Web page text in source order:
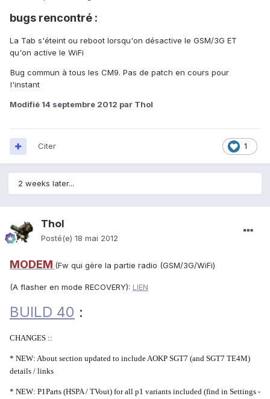
bugs rencontré :
La Tab s'éteint ou reboot lorsqu'on désactive le GSM/3G ET
qu'on active le WiFi
Bug commun à tous les CM9. Pas de patch en cours pour
l'instant
Modifié 14 septembre 2012 par Thol
1
Citer
2 weeks later...
Thol
Posté(e) 18 mai 2012
MODEM (Fw qui gère la partie radio (GSM/3G/WiFi)
(A flasher en mode RECOVERY): LIEN
BUILD 40 :
CHANGES ::
* NEW: About section updated to include AOKP SGT7 (and SGT7 TE4M)
details / links
* NEW: P1Parts (HSPA / TVout) for all p1 variants included (find in Settings -